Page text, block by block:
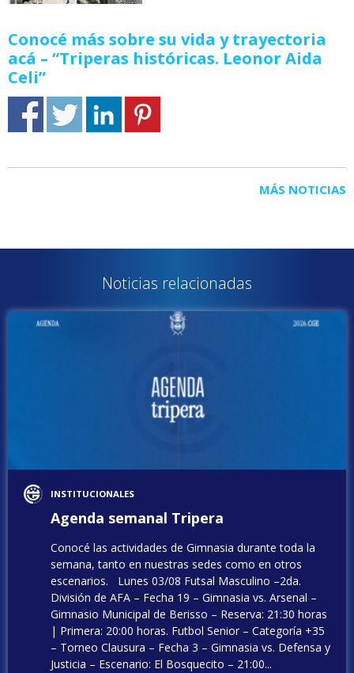
Conocé más sobre su vida y trayectoria
acá – “Triperas históricas. Leonor Aida
Celi”
MÁS NOTICIAS
Noticias relacionadas
INSTITUCIONALES
Agenda semanal Tripera
Conocé las actividades de Gimnasia durante toda la
semana, tanto en nuestras sedes como en otros
escenarios. Lunes 03/08 Futsal Masculino –2da.
División de AFA – Fecha 19 – Gimnasia vs. Arsenal –
Gimnasio Municipal de Berisso – Reserva: 21:30 horas
| Primera: 20:00 horas. Futbol Senior – Categoría +35
– Torneo Clausura – Fecha 3 – Gimnasia vs. Defensa y
Justicia – Escenario: El Bosquecito – 21:00...